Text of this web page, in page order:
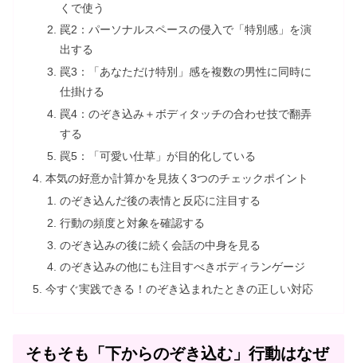
くで使う
罠2：パーソナルスペースの侵入で「特別感」を演
出する
罠3：「あなただけ特別」感を複数の男性に同時に
仕掛ける
罠4：のぞき込み＋ボディタッチの合わせ技で翻弄
する
罠5：「可愛い仕草」が目的化している
本気の好意か計算かを見抜く3つのチェックポイント
のぞき込んだ後の表情と反応に注目する
行動の頻度と対象を確認する
のぞき込みの後に続く会話の中身を見る
のぞき込みの他にも注目すべきボディランゲージ
今すぐ実践できる！のぞき込まれたときの正しい対応
そもそも「下からのぞき込む」行動はなぜ